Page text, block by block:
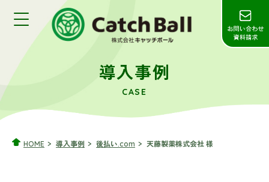
導入事例
CASE
HOME 導入事例 後払い.com 天藤製薬株式会社 様